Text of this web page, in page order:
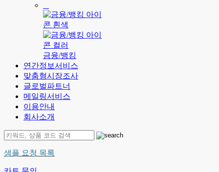
금융/뱅킹
연간정보서비스
맞춤형시장조사
글로벌파트너
메일링서비스
이용안내
회사소개
샘플 요청 목록